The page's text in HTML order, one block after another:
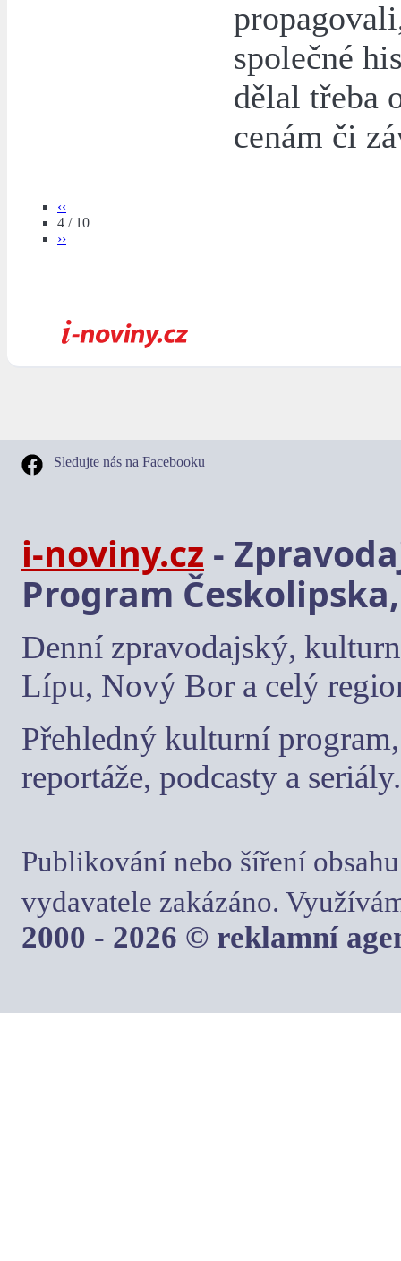
společné
dělal třeba
cenám či
‹‹
4 / 10
››
Sledujte nás na Facebooku
i-noviny.cz -
Program
Denní zpravodajský,
Lípu, Nový Bor a celý
Přehledný kulturní
reportáže, podcasty a seriály.
Publikování nebo šíření
vydavatele zakázáno.
2000 - 2026 © reklamní